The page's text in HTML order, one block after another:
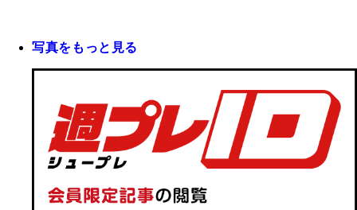
写真をもっと見る